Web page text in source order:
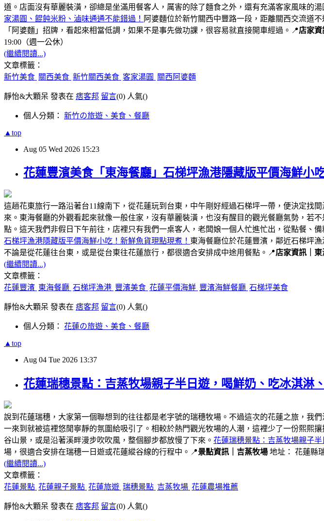
道。店面沒有華麗裝潢，卻總是坐滿用餐客人，厲害的除了麵食之外，還有充滿客家風味的
家湯圓、餛飩米粉、滷味通通不能錯過！ 阿婆麵位於新竹關西中豐路一段，距離關西交流道
「阿婆麵」招牌，看起來相當低調，如果不是事先做功課，很容易就直接開車經過。📍店家
19:00（週一公休）
(繼續閱讀...)
文章標籤：
新竹美食 關西美食 新竹關西美食 客家湯圓 關西阿婆麵
靜怡&大顆呆 發表在 痞客邦 留言(0) 人氣()
個人分類： 新竹の旅遊、美食、餐廳
▲top
Aug 05 Wed 2026 15:23
花蓮豐濱美食「東海餐廳」石梯坪漁港隱藏版平價海鮮小
這趟花東旅行一路沿著台11線南下，從花蓮玩到台東，中午剛好經過石梯坪一帶，便決定找
來。東海餐廳的外觀看起來就像一般住家，沒有華麗裝潢，也沒有醒目的觀光餐廳氣勢，若
點。這天我們非假日下午前往，店裡只有我們一桌客人，老闆娘一個人忙進忙出，從點餐、
石梯坪漁港隱藏版平價海鮮小吃！新鮮魚貨現點現煮！ 東海餐廳位於花蓮豐濱，鄰近石梯坪
不論是從花蓮往台東，或是從台東往花蓮旅行，都很適合安排成中途用餐點。📍店家資訊｜東
(繼續閱讀...)
文章標籤：
花蓮豐濱 東海餐廳 石梯坪漁港 豐濱美食 花蓮平價海鮮 豐濱海鮮餐廳 石梯坪美食
靜怡&大顆呆 發表在 痞客邦 留言(0) 人氣()
個人分類： 花蓮の旅遊、美食、餐廳
▲top
Aug 04 Tue 2026 13:37
花蓮瑞穗景點：吉蒸牧場親子半日遊，喝鮮奶、吃冰淇淋
說到花蓮瑞穗，大家第一個聯想到的往往都是老字號的瑞穗牧場。不過這次的花蓮之旅，我
一來到就被這裡悠閒寧靜的氛圍給吸引了。相較於熱門觀光牧場的人潮，這裡少了一份熙熙
谷山景，或是沿著溪畔漫步吹吹風，整個腳步都放慢了下來。 花蓮瑞穗景點：吉蒸牧場親子
場，很適合安排在瑞穗一日遊或花蓮縱谷線的行程中。📍景點資訊｜吉蒸牧場 地址： 花蓮縣
(繼續閱讀...)
文章標籤：
花蓮景點 花蓮親子景點 花蓮旅遊 瑞穗景點 吉蒸牧場 花蓮農場推薦
靜怡&大顆呆 發表在 痞客邦 留言(0) 人氣()